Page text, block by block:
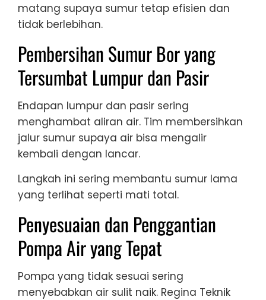
matang supaya sumur tetap efisien dan
tidak berlebihan.
Pembersihan Sumur Bor yang
Tersumbat Lumpur dan Pasir
Endapan lumpur dan pasir sering
menghambat aliran air. Tim membersihkan
jalur sumur supaya air bisa mengalir
kembali dengan lancar.
Langkah ini sering membantu sumur lama
yang terlihat seperti mati total.
Penyesuaian dan Penggantian
Pompa Air yang Tepat
Pompa yang tidak sesuai sering
menyebabkan air sulit naik. Regina Teknik